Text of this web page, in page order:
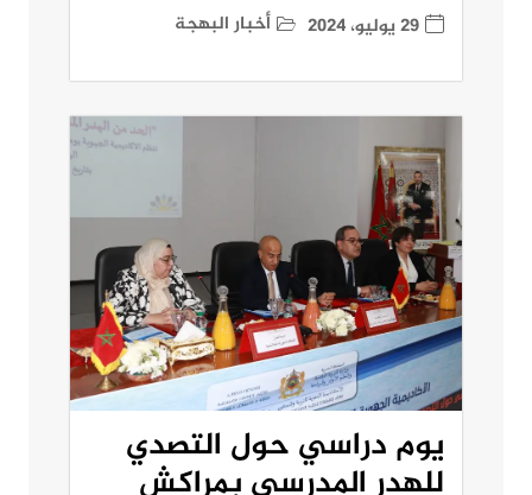
29 يوليو، 2024 أخبار البهجة
يوم دراسي حول التصدي